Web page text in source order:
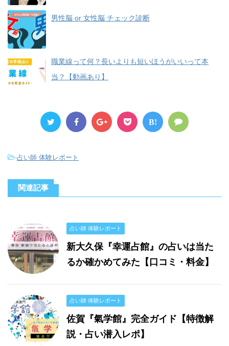
男性脳 or 女性脳 チェック診断
職業線って何？長いよりも短いほうがいいって本
当？【動画あり】
B!
-占い師 体験レポート
関連記事
占い師 体験レポート
新大久保『幸運占館』の占いは当た
るか確かめてみた【口コミ・料金】
占い師 体験レポート
佐賀『氣学館』完全ガイド【特徴解
説・占い潜入レポ】